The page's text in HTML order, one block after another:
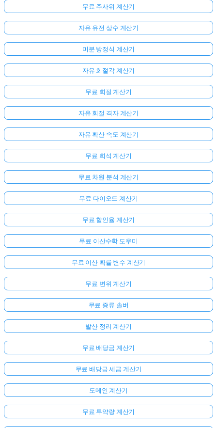
무료 주사위 계산기
자유 유전 상수 계산기
미분 방정식 계산기
자유 회절각 계산기
무료 회절 계산기
자유 회절 격자 계산기
자유 확산 속도 계산기
무료 희석 계산기
무료 차원 분석 계산기
무료 다이오드 계산기
무료 할인율 계산기
무료 이산수학 도우미
무료 이산 확률 변수 계산기
무료 변위 계산기
무료 증류 솔버
발산 정리 계산기
무료 배당금 계산기
무료 배당금 세금 계산기
도메인 계산기
무료 투약량 계산기